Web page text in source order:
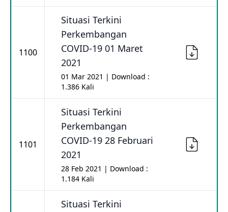
1100
Situasi Terkini
Perkembangan
COVID-19 01 Maret
2021
01 Mar 2021 | Download :
1.386 Kali
1101
Situasi Terkini
Perkembangan
COVID-19 28 Februari
2021
28 Feb 2021 | Download :
1.184 Kali
Situasi Terkini